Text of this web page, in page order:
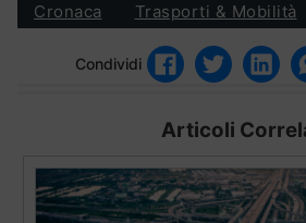
Cronaca Trasporti & Mobilità
Condividi
Articoli